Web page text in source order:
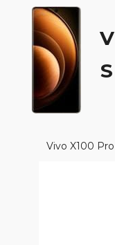
V
S
Vivo X100 Pro